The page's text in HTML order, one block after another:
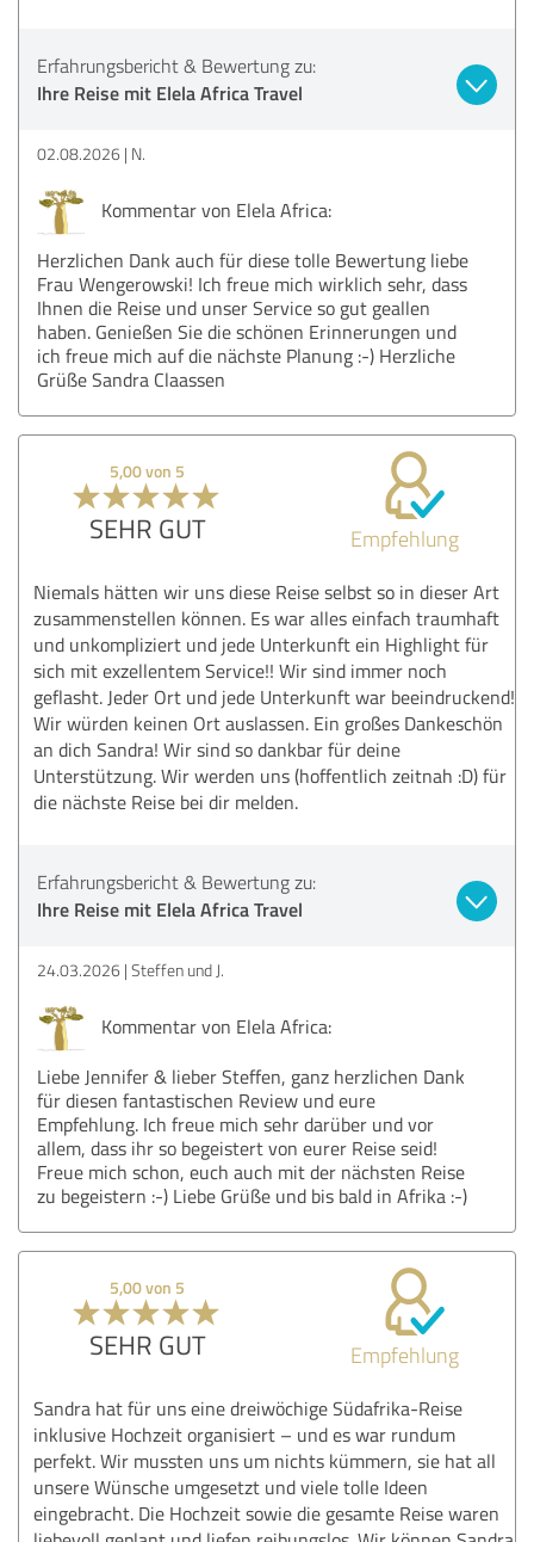
Erfahrungsbericht & Bewertung zu:
Ihre Reise mit Elela Africa Travel
02.08.2026 N.
Kommentar von Elela Africa:
Herzlichen Dank auch für diese tolle Bewertung liebe
Frau Wengerowski! Ich freue mich wirklich sehr, dass
Ihnen die Reise und unser Service so gut geallen
haben. Genießen Sie die schönen Erinnerungen und
ich freue mich auf die nächste Planung :-) Herzliche
Grüße Sandra Claassen
5,00 von 5
SEHR GUT Empfehlung
Niemals hätten wir uns diese Reise selbst so in dieser Art
zusammenstellen können. Es war alles einfach traumhaft
und unkompliziert und jede Unterkunft ein Highlight für
sich mit exzellentem Service!! Wir sind immer noch
geflasht. Jeder Ort und jede Unterkunft war beeindruckend!
Wir würden keinen Ort auslassen. Ein großes Dankeschön
an dich Sandra! Wir sind so dankbar für deine
Unterstützung. Wir werden uns (hoffentlich zeitnah :D) für
die nächste Reise bei dir melden.
Erfahrungsbericht & Bewertung zu:
Ihre Reise mit Elela Africa Travel
24.03.2026 Steffen und J.
Kommentar von Elela Africa:
Liebe Jennifer & lieber Steffen, ganz herzlichen Dank
für diesen fantastischen Review und eure
Empfehlung. Ich freue mich sehr darüber und vor
allem, dass ihr so begeistert von eurer Reise seid!
Freue mich schon, euch auch mit der nächsten Reise
zu begeistern :-) Liebe Grüße und bis bald in Afrika :-)
5,00 von 5
SEHR GUT Empfehlung
Sandra hat für uns eine dreiwöchige Südafrika-Reise
inklusive Hochzeit organisiert – und es war rundum
perfekt. Wir mussten uns um nichts kümmern, sie hat all
unsere Wünsche umgesetzt und viele tolle Ideen
eingebracht. Die Hochzeit sowie die gesamte Reise waren